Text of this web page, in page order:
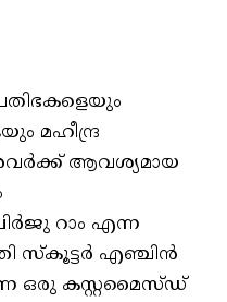
മഹീന്ദ്ര
ആവശ്യമായ
റാം എന്ന
സ്കൂട്ടർ എഞ്ചിൻ
ഒരു കസ്റ്റമൈസ്ഡ്